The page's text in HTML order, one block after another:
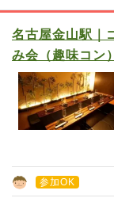
名古屋金山駅｜
み会（趣味コン
参加OK